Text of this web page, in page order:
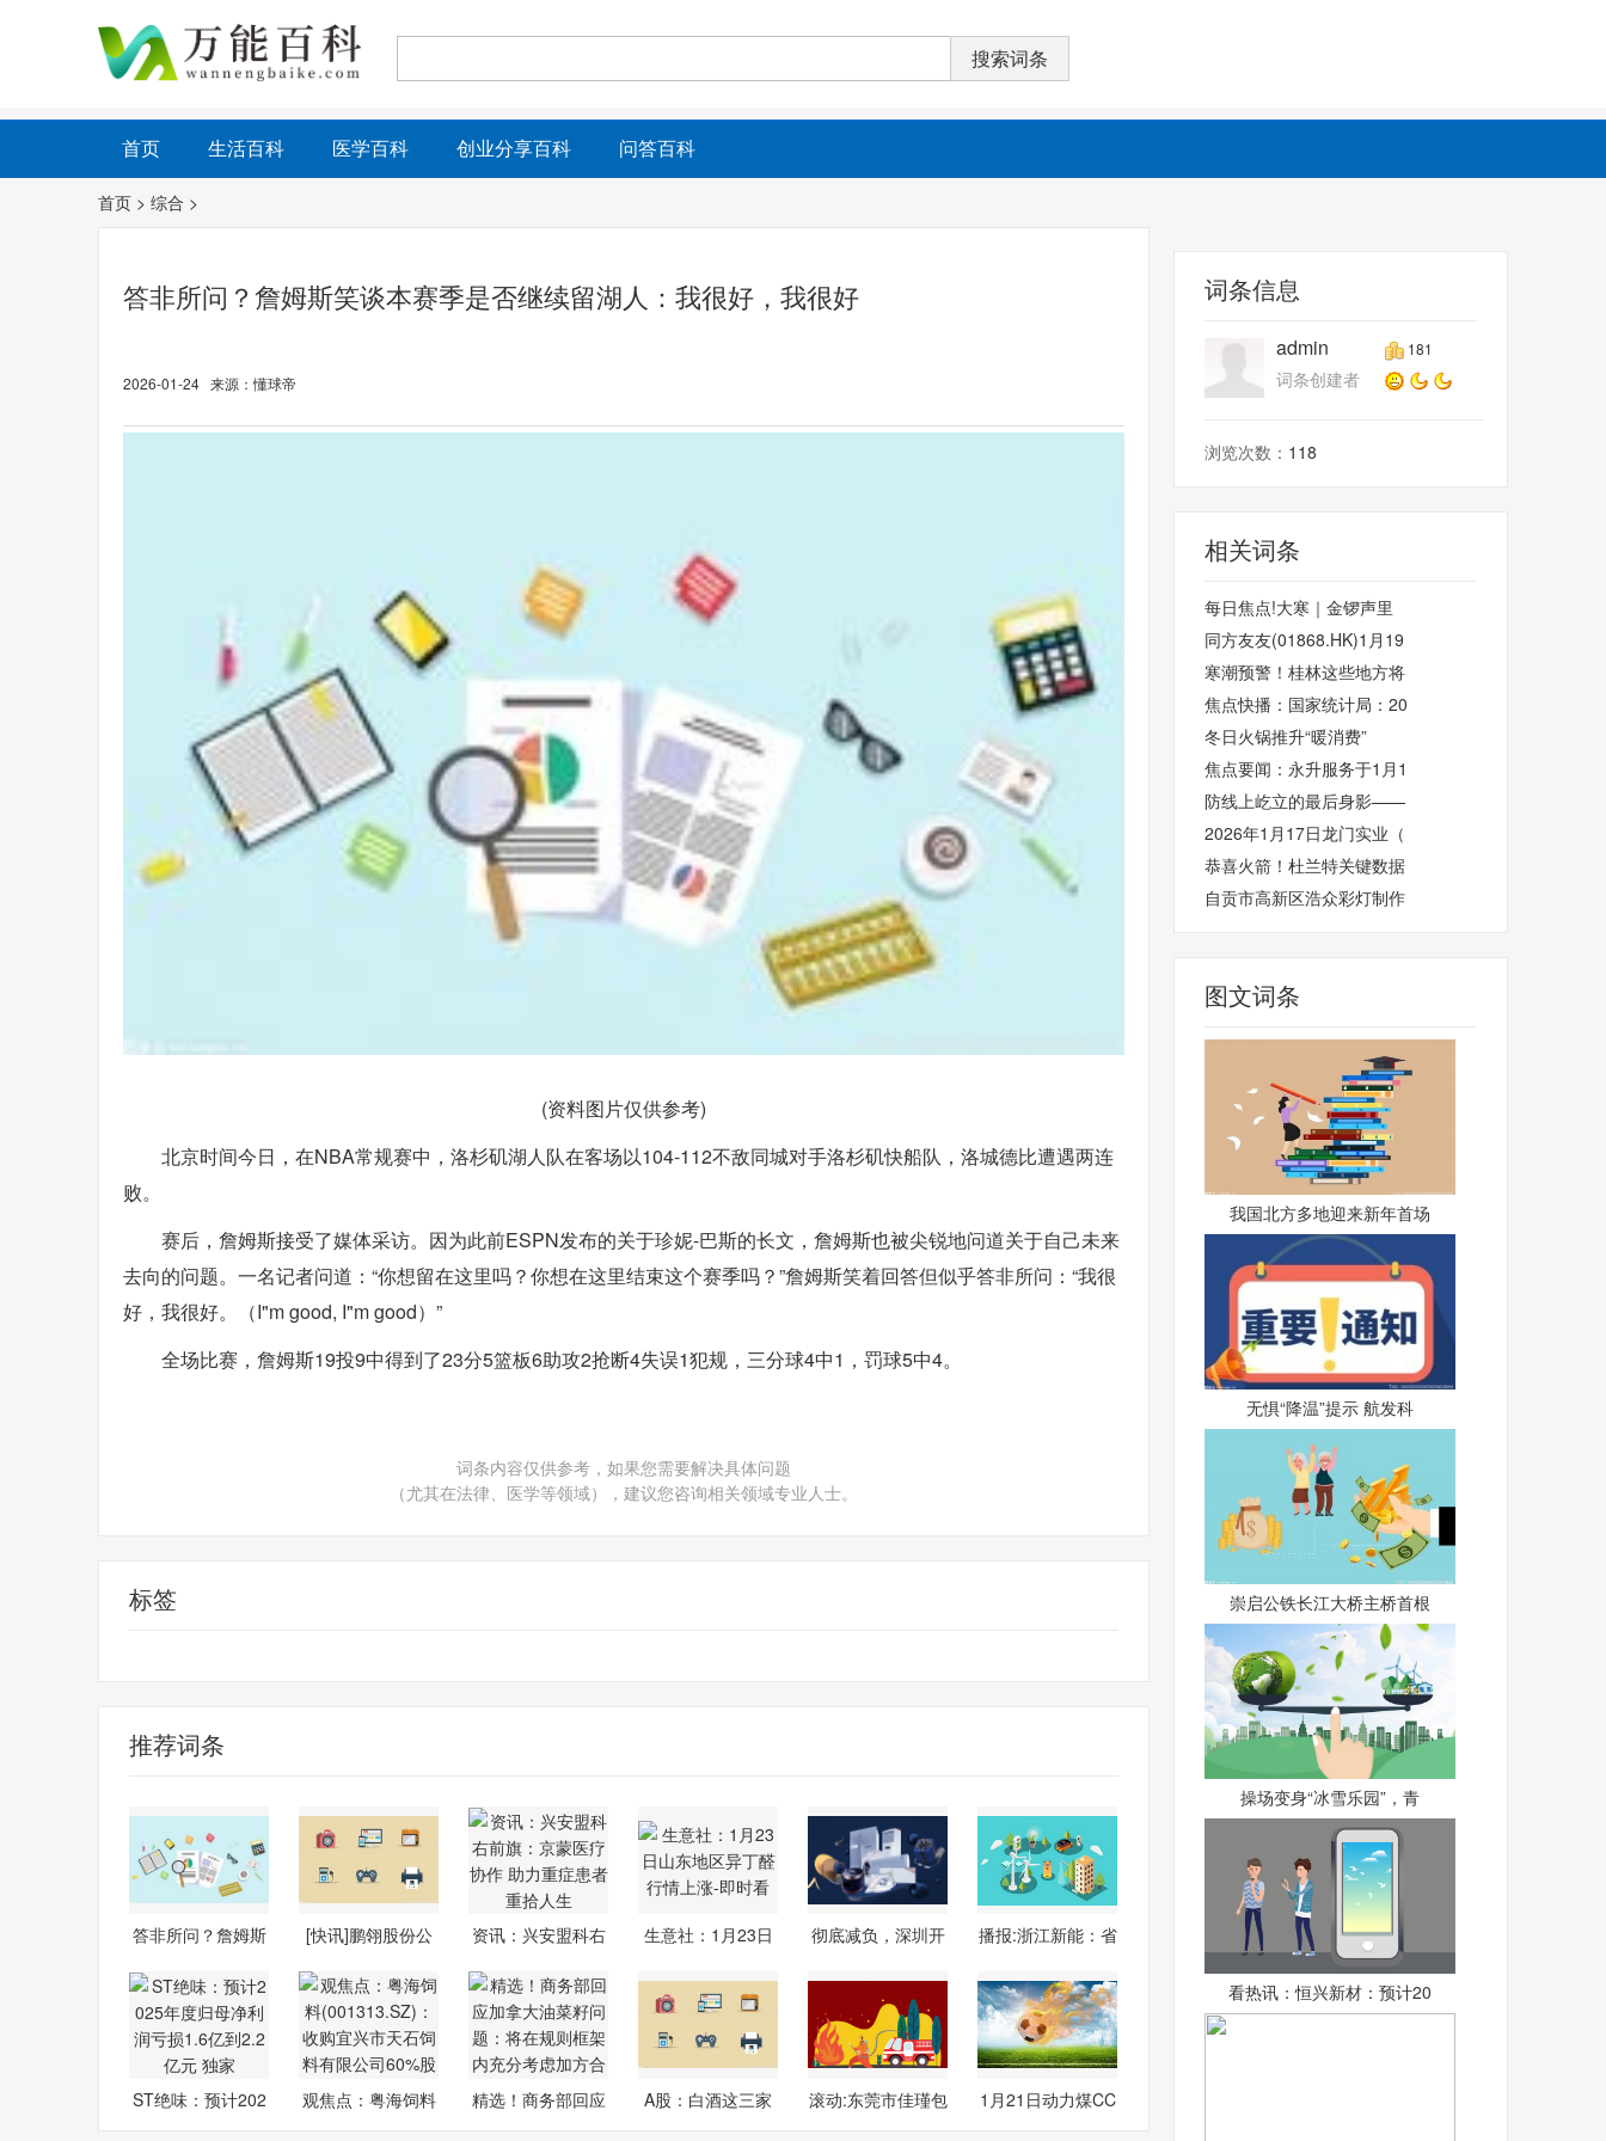
首页 生活百科 医学百科 创业分享百科 问答百科
首页 > 综合 >
答非所问？詹姆斯笑谈本赛季是否继续留湖人：我很好，我很好
2026-01-24 来源：懂球帝
(资料图片仅供参考)
北京时间今日，在NBA常规赛中，洛杉矶湖人队在客场以104-112不敌同城对手洛杉矶快船队，洛城德比遭遇两连
败。
赛后，詹姆斯接受了媒体采访。因为此前ESPN发布的关于珍妮-巴斯的长文，詹姆斯也被尖锐地问道关于自己未来
去向的问题。一名记者问道：“你想留在这里吗？你想在这里结束这个赛季吗？”詹姆斯笑着回答但似乎答非所问：“我很
好，我很好。（I"m good, I"m good）”
全场比赛，詹姆斯19投9中得到了23分5篮板6助攻2抢断4失误1犯规，三分球4中1，罚球5中4。
词条内容仅供参考，如果您需要解决具体问题
（尤其在法律、医学等领域），建议您咨询相关领域专业人士。
标签
推荐词条
答非所问？詹姆斯
[快讯]鹏翎股份公
资讯：兴安盟科右
生意社：1月23日
彻底减负，深圳开
播报:浙江新能：省
ST绝味：预计202
观焦点：粤海饲料
精选！商务部回应
A股：白酒这三家
滚动:东莞市佳瑾包
1月21日动力煤CC
词条信息
admin 181
词条创建者
浏览次数： 118
相关词条
每日焦点!大寒｜金锣声里
同方友友(01868.HK)1月19
寒潮预警！桂林这些地方将
焦点快播：国家统计局：20
冬日火锅推升“暖消费”
焦点要闻：永升服务于1月1
防线上屹立的最后身影——
2026年1月17日龙门实业（
恭喜火箭！杜兰特关键数据
自贡市高新区浩众彩灯制作
图文词条
我国北方多地迎来新年首场
无惧“降温”提示 航发科
崇启公铁长江大桥主桥首根
操场变身“冰雪乐园”，青
看热讯：恒兴新材：预计20